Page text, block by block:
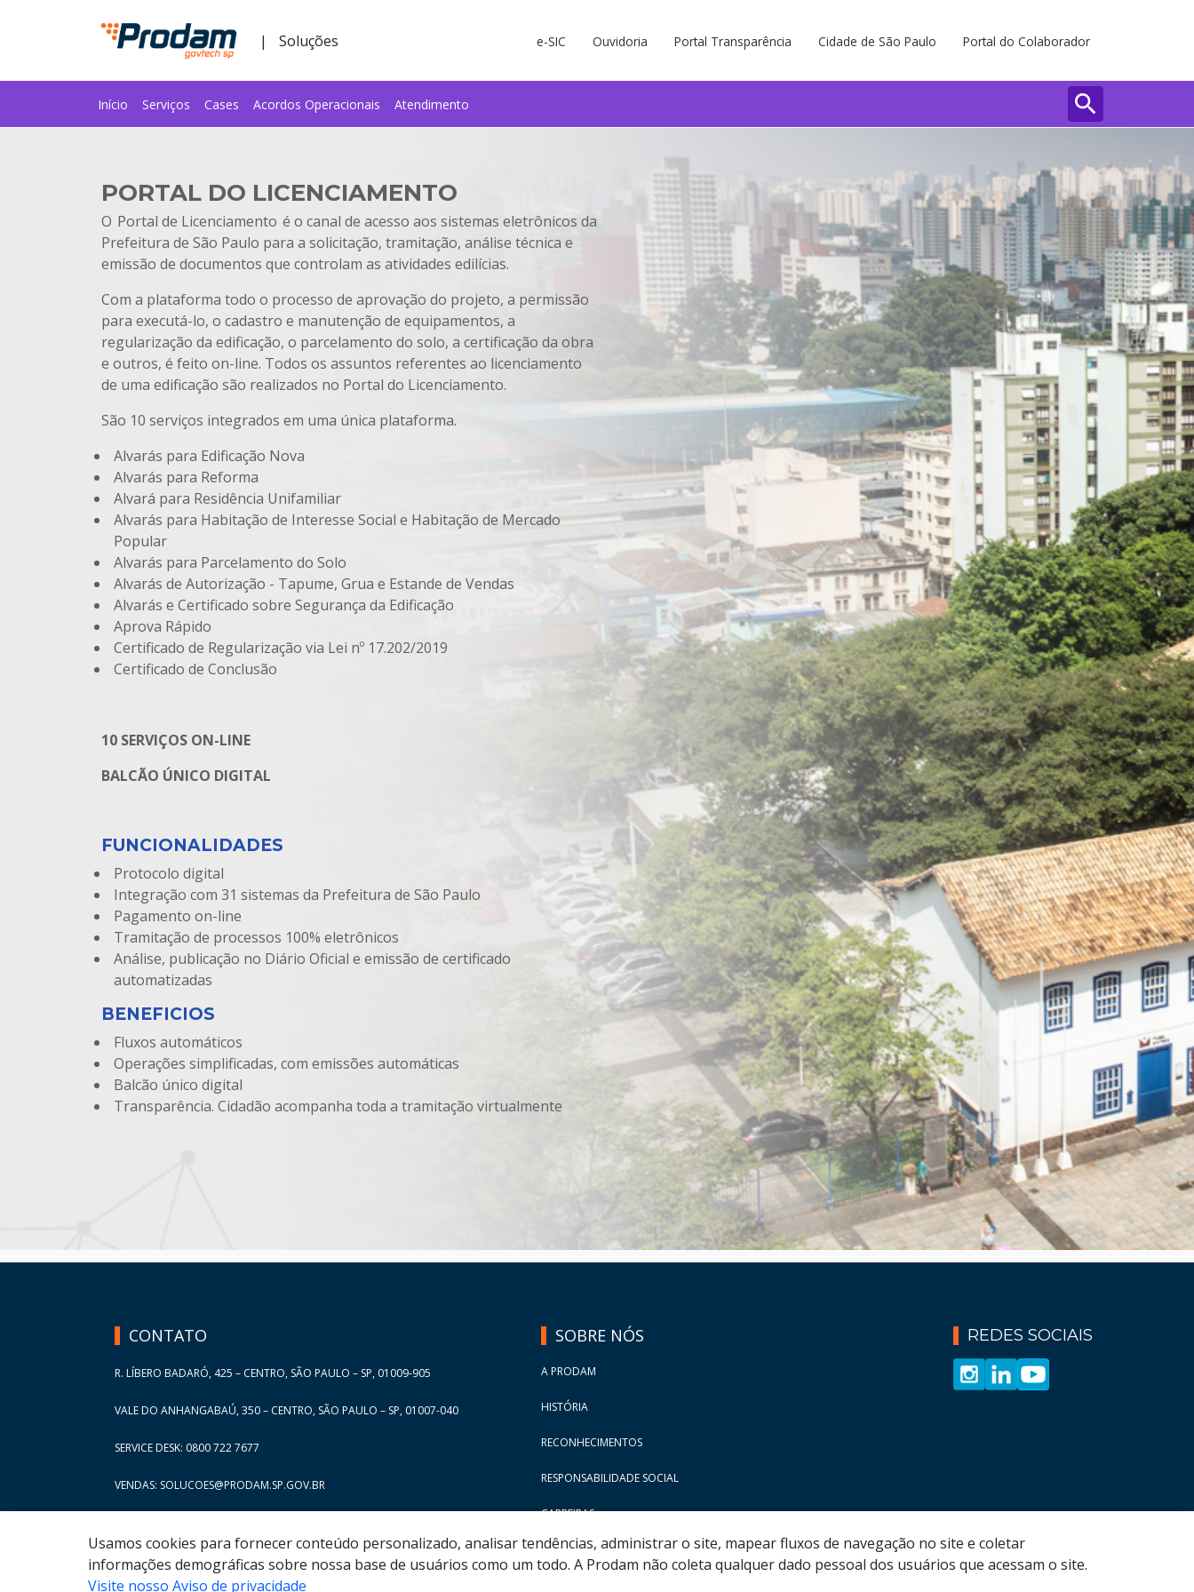
Pular para o Conteúdo principal
|
Soluções e-SIC Ouvidoria Portal Transparência Cidade de São Paulo Portal do Colaborador
Início Serviços Cases Acordos Operacionais Atendimento searchBuscar
Fechar
PORTAL DO LICENCIAMENTO
O Portal de Licenciamento é o canal de acesso aos sistemas eletrônicos da
Prefeitura de São Paulo para a solicitação, tramitação, análise técnica e
emissão de documentos que controlam as atividades edilícias.
Com a plataforma todo o processo de aprovação do projeto, a permissão
para executá-lo, o cadastro e manutenção de equipamentos, a
regularização da edificação, o parcelamento do solo, a certificação da obra
e outros, é feito on-line. Todos os assuntos referentes ao licenciamento
de uma edificação são realizados no Portal do Licenciamento.
São 10 serviços integrados em uma única plataforma.
Alvarás para Edificação Nova
Alvarás para Reforma
Alvará para Residência Unifamiliar
Alvarás para Habitação de Interesse Social e Habitação de Mercado
Popular
Alvarás para Parcelamento do Solo
Alvarás de Autorização - Tapume, Grua e Estande de Vendas
Alvarás e Certificado sobre Segurança da Edificação
Aprova Rápido
Certificado de Regularização via Lei nº 17.202/2019
Certificado de Conclusão
10 SERVIÇOS ON-LINE
BALCÃO ÚNICO DIGITAL
FUNCIONALIDADES
Protocolo digital
Integração com 31 sistemas da Prefeitura de São Paulo
Pagamento on-line
Tramitação de processos 100% eletrônicos
Análise, publicação no Diário Oficial e emissão de certificado
automatizadas
BENEFICIOS
Fluxos automáticos
Operações simplificadas, com emissões automáticas
Balcão único digital
Transparência. Cidadão acompanha toda a tramitação virtualmente
CONTATO
R. LÍBERO BADARÓ, 425 – CENTRO, SÃO PAULO – SP, 01009-905
VALE DO ANHANGABAÚ, 350 – CENTRO, SÃO PAULO – SP, 01007-040
SERVICE DESK: 0800 722 7677
VENDAS: SOLUCOES@PRODAM.SP.GOV.BR
SOBRE NÓS
A PRODAM
HISTÓRIA
RECONHECIMENTOS
RESPONSABILIDADE SOCIAL
CARREIRAS
REDES SOCIAIS
Usamos cookies para fornecer conteúdo personalizado, analisar tendências, administrar o site, mapear fluxos de navegação no site e coletar
informações demográficas sobre nossa base de usuários como um todo. A Prodam não coleta qualquer dado pessoal dos usuários que acessam o site.
Visite nosso Aviso de privacidade